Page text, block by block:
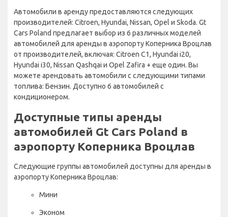
Автомобили в аренду предоставляются следующих
производителей: Citroen, Hyundai, Nissan, Opel и Skoda. Gt
Cars Poland предлагает выбор из 6 различных моделей
автомобилей для аренды в аэропорту Коперника Вроцлав
от производителей, включая: Citroen C1, Hyundai i20,
Hyundai i30, Nissan Qashqai и Opel Zafira + еще один. Вы
можете арендовать автомобили с следующими типами
топлива: Бензин. Доступно 6 автомобилей с
кондиционером.
Доступные типы аренды
автомобилей Gt Cars Poland в
аэропорту Коперника Вроцлав
Следующие группы автомобилей доступны для аренды в
аэропорту Коперника Вроцлав:
Мини
Эконом